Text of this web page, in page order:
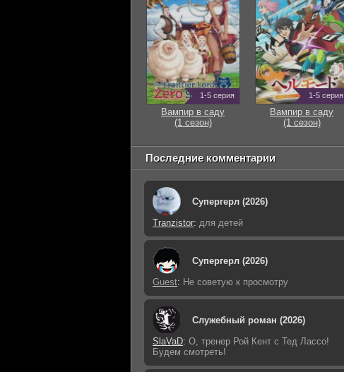
1-5 серия
Вампир в саду
(1 сезон)
1-5 серия
Вампир в саду
(1 сезон)
Последние комментарии
Супергерл (2026)
Tranzistor: для детей
Супергерл (2026)
Guest: Не советую к просмотру
Служебный роман (2026)
SlaVaD: О, тренер Рой Кент с Тед Лассо!
Будем смотреть!